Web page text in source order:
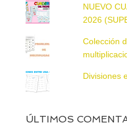
NUEVO
2026
Colección
Divisiones
ÚLTIMOS